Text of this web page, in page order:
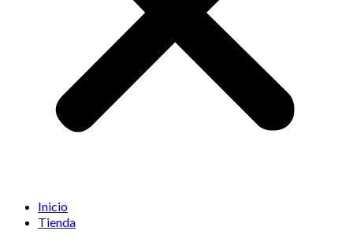
Inicio
Tienda